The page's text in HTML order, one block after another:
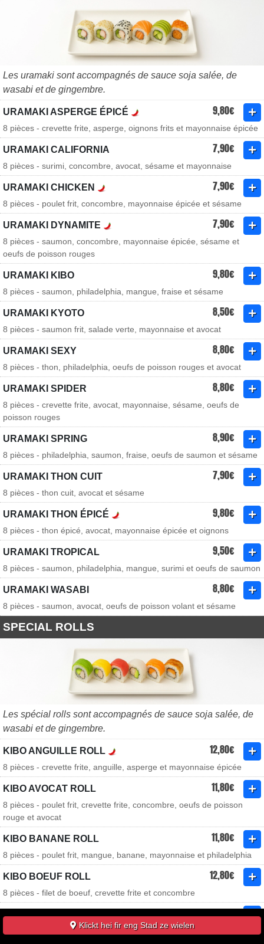
Les uramaki sont accompagnés de sauce soja salée, de
wasabi et de gingembre.
URAMAKI ASPERGE ÉPICÉ 9,80€
8 pièces - crevette frite, asperge, oignons frits et mayonnaise épicée
URAMAKI CALIFORNIA 7,90€
8 pièces - surimi, concombre, avocat, sésame et mayonnaise
URAMAKI CHICKEN 7,90€
8 pièces - poulet frit, concombre, mayonnaise épicée et sésame
URAMAKI DYNAMITE 7,90€
8 pièces - saumon, concombre, mayonnaise épicée, sésame et
oeufs de poisson rouges
URAMAKI KIBO 9,80€
8 pièces - saumon, philadelphia, mangue, fraise et sésame
URAMAKI KYOTO 8,50€
8 pièces - saumon frit, salade verte, mayonnaise et avocat
URAMAKI SEXY 8,80€
8 pièces - thon, philadelphia, oeufs de poisson rouges et avocat
URAMAKI SPIDER 8,80€
8 pièces - crevette frite, avocat, mayonnaise, sésame, oeufs de
poisson rouges
URAMAKI SPRING 8,90€
8 pièces - philadelphia, saumon, fraise, oeufs de saumon et sésame
URAMAKI THON CUIT 7,90€
8 pièces - thon cuit, avocat et sésame
URAMAKI THON ÉPICÉ 9,80€
8 pièces - thon épicé, avocat, mayonnaise épicée et oignons
URAMAKI TROPICAL 9,50€
8 pièces - saumon, philadelphia, mangue, surimi et oeufs de saumon
URAMAKI WASABI 8,80€
8 pièces - saumon, avocat, oeufs de poisson volant et sésame
SPECIAL ROLLS
Les spécial rolls sont accompagnés de sauce soja salée, de
wasabi et de gingembre.
KIBO ANGUILLE ROLL 12,80€
8 pièces - crevette frite, anguille, asperge et mayonnaise épicée
KIBO AVOCAT ROLL 11,80€
8 pièces - poulet frit, crevette frite, concombre, oeufs de poisson
rouge et avocat
KIBO BANANE ROLL 11,80€
8 pièces - poulet frit, mangue, banane, mayonnaise et philadelphia
KIBO BOEUF ROLL 12,80€
8 pièces - filet de boeuf, crevette frite et concombre
KIBO COULEUR ROLL 12,80€
8 pièces - saumon, thon, philadelphia, concombre et oeufs de lompe
Klickt hei fir eng Stad ze wielen